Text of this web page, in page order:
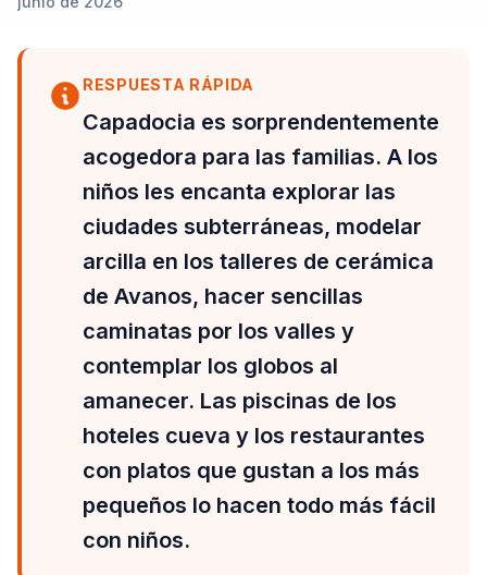
RESPUESTA RÁPIDA
Capadocia es sorprendentemente
acogedora para las familias. A los
niños les encanta explorar las
ciudades subterráneas, modelar
arcilla en los talleres de cerámica
de Avanos, hacer sencillas
caminatas por los valles y
contemplar los globos al
amanecer. Las piscinas de los
hoteles cueva y los restaurantes
con platos que gustan a los más
pequeños lo hacen todo más fácil
con niños.